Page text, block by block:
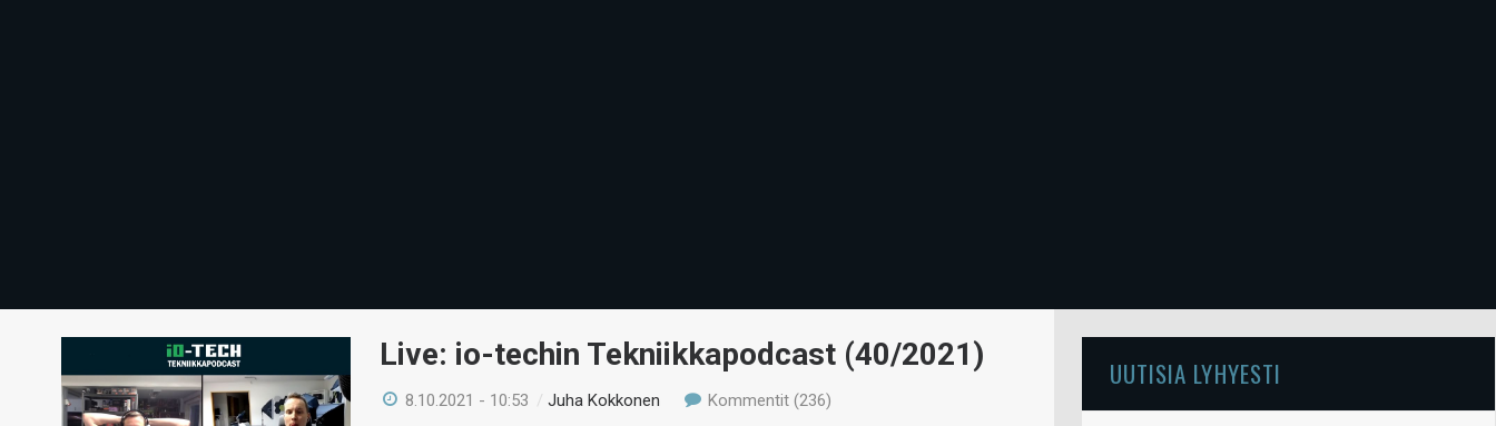
Live: io-techin Tekniikkapodcast (40/2021)
8.10.2021 - 10:53 /Juha Kokkonen Kommentit (236)
UUTISIA LYHYESTI